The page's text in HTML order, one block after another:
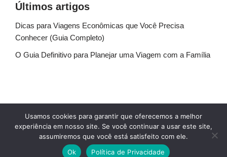
Últimos artigos
Dicas para Viagens Econômicas que Você Precisa
Conhecer (Guia Completo)
O Guia Definitivo para Planejar uma Viagem com a Família
Sobre Nós Fale conosco
Política de Privacidade
Termos de uso
Glossário Blog
© Explore Destinos - TODOS OS DIREITOS
Usamos cookies para garantir que oferecemos a melhor
experiência em nosso site. Se você continuar a usar este site,
assumiremos que você está satisfeito com ele.
Ok
Política de Privacidade